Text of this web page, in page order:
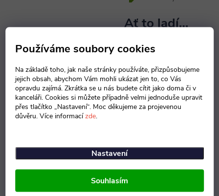
Používáme soubory cookies
Na základě toho, jak naše stránky používáte, přizpůsobujeme
jejich obsah, abychom Vám mohli ukázat jen to, co Vás
opravdu zajímá. Zkrátka se u nás budete cítit jako doma či v
kanceláři. Cookies si můžete případně velmi jednoduše upravit
přes tlačítko „Nastavení“. Moc děkujeme za projevenou
důvěru. Více informacízde.
Nastavení
Souhlasím
Ať to ladí…
Školní řadu Ámos
nabízíme
barevných dekorech
Dekorvybírejte pečlivě
snažte se všesladit do
jednoho odstínu . Pokud
chcete mítpříjemnou
Tmavé dekory jako
calvados
naopak vyvolávají pocit